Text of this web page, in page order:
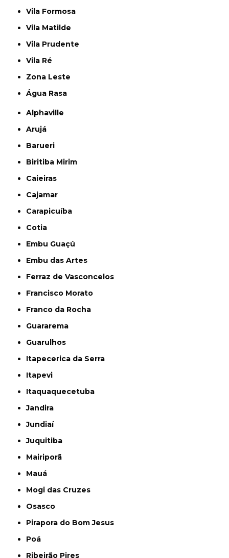
Vila Formosa
Vila Matilde
Vila Prudente
Vila Ré
Zona Leste
Água Rasa
Alphaville
Arujá
Barueri
Biritiba Mirim
Caieiras
Cajamar
Carapicuíba
Cotia
Embu Guaçú
Embu das Artes
Ferraz de Vasconcelos
Francisco Morato
Franco da Rocha
Guararema
Guarulhos
Itapecerica da Serra
Itapevi
Itaquaquecetuba
Jandira
Jundiaí
Juquitiba
Mairiporã
Mauá
Mogi das Cruzes
Osasco
Pirapora do Bom Jesus
Poá
Ribeirão Pires